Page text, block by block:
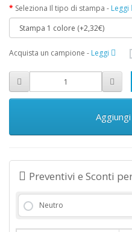
Seleziona Il tipo di stampa - Leggi
Acquista un campione - Leggi
Preventivi e Sconti
Neutro